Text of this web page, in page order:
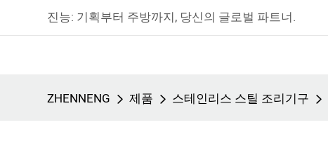
진능: 기획부터 주방까지, 당신의 글로벌 파트너.
ZHENNENG 제품 스테인리스 스틸 조리기구